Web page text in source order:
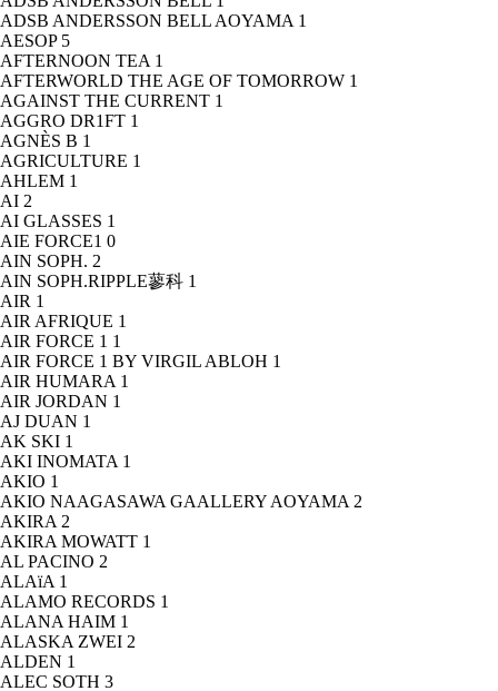
ADSB ANDERSSON BELL AOYAMA 1
AESOP 5
AFTERNOON TEA 1
AFTERWORLD THE AGE OF TOMORROW 1
AGAINST THE CURRENT 1
AGGRO DR1FT 1
AGNÈS B 1
AGRICULTURE 1
AHLEM 1
AI 2
AI GLASSES 1
AIE FORCE1 0
AIN SOPH. 2
AIN SOPH.RIPPLE蓼科 1
AIR 1
AIR AFRIQUE 1
AIR FORCE 1 1
AIR FORCE 1 BY VIRGIL ABLOH 1
AIR HUMARA 1
AIR JORDAN 1
AJ DUAN 1
AK SKI 1
AKI INOMATA 1
AKIO 1
AKIO NAAGASAWA GAALLERY AOYAMA 2
AKIRA 2
AKIRA MOWATT 1
AL PACINO 2
ALAïA 1
ALAMO RECORDS 1
ALANA HAIM 1
ALASKA ZWEI 2
ALDEN 1
ALEC SOTH 3